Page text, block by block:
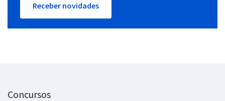
Receber novidades
Concursos